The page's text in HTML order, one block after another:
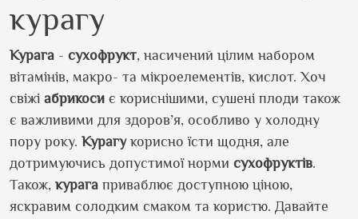
курагу
Курага - сухофрукт, насичений цілим набором
вітамінів, макро- та мікроелементів, кислот. Хоч
свіжі абрикоси є кориснішими, сушені плоди також
є важливими для здоров’я, особливо у холодну
пору року. Курагукорисно їсти щодня, але
дотримуючись допустимої норми сухофруктів.
Також, курага приваблює доступною ціною,
яскравим солодким смаком та користю. Давайте